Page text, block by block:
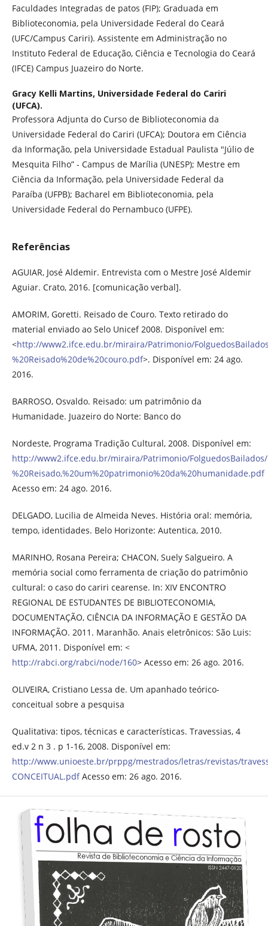
Faculdades Integradas de patos (FIP); Graduada em
Biblioteconomia, pela Universidade Federal do Ceará
(UFC/Campus Cariri). Assistente em Administração no
Instituto Federal de Educação, Ciência e Tecnologia do Ceará
(IFCE) Campus Juazeiro do Norte.
Gracy Kelli Martins, Universidade Federal do Cariri
(UFCA).
Professora Adjunta do Curso de Biblioteconomia da
Universidade Federal do Cariri (UFCA); Doutora em Ciência
da Informação, pela Universidade Estadual Paulista "Júlio de
Mesquita Filho” - Campus de Marília (UNESP); Mestre em
Ciência da Informação, pela Universidade Federal da
Paraíba (UFPB); Bacharel em Biblioteconomia, pela
Universidade Federal do Pernambuco (UFPE).
Referências
AGUIAR, José Aldemir. Entrevista com o Mestre José Aldemir
Aguiar. Crato, 2016. [comunicação verbal].
AMORIM, Goretti. Reisado de Couro. Texto retirado do
material enviado ao Selo Unicef 2008. Disponível em:
<http://www2.ifce.edu.br/miraira/Patrimonio/
%20Reisado%20de%20couro.pdf>. Disponível em: 24 ago.
2016.
BARROSO, Osvaldo. Reisado: um patrimônio da
Humanidade. Juazeiro do Norte: Banco do
Nordeste, Programa Tradição Cultural, 2008. Disponível em:
http://www2.ifce.edu.br/miraira/Patrimonio/
%20Reisado,%20um%20patrimonio%20da%20humanidade.pdf
Acesso em: 24 ago. 2016.
DELGADO, Lucilia de Almeida Neves. História oral: memória,
tempo, identidades. Belo Horizonte: Autentica, 2010.
MARINHO, Rosana Pereira; CHACON, Suely Salgueiro. A
memória social como ferramenta de criação do patrimônio
cultural: o caso do cariri cearense. In: XIV ENCONTRO
REGIONAL DE ESTUDANTES DE BIBLIOTECONOMIA,
DOCUMENTAÇÃO, CIÊNCIA DA INFORMAÇÃO E GESTÃO DA
INFORMAÇÃO. 2011. Maranhão. Anais eletrônicos: São Luis:
UFMA, 2011. Disponível em: <
http://rabci.org/rabci/node/160> Acesso em: 26 ago. 2016.
OLIVEIRA, Cristiano Lessa de. Um apanhado teórico-
conceitual sobre a pesquisa
Qualitativa: tipos, técnicas e características. Travessias, 4
ed.v 2 n 3 . p 1-16, 2008. Disponível em:
http://www.unioeste.br/prppg/mestrados/letras/revistas/
CONCEITUAL.pdfAcesso em: 26 ago. 2016.